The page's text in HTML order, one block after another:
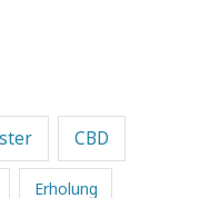
CBD
Erholung